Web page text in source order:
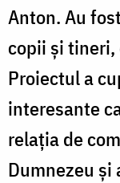
Anton. Au
copii și tineri,
Proiectul a
interesante
relația de
Dumnezeu și